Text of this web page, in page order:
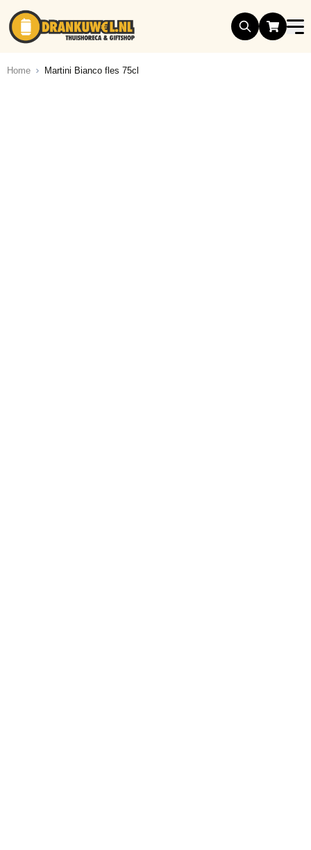
Ga naar de inhoud
Home Martini Bianco fles 75cl